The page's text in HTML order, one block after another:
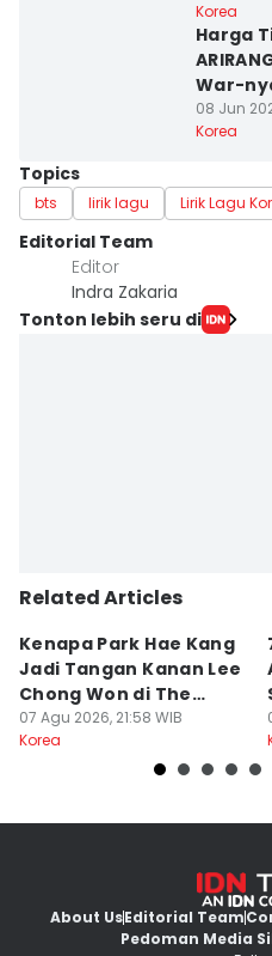
Korea
Harga
War-
08 Jun
Korea
Topics
bts lirik lagu Lirik Lagu
Editorial Team
Editor
Indra Zakaria
Tonton lebih seru di
Related Articles
Kenapa Park Hae Kang
Jadi Tangan Kanan Lee
Chong Won di The
Apartment Job?
07 Agu 2026, 21:58 WIB
Korea
About UsEditorial Team
Pedoman Media